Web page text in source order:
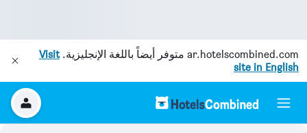
ar.hotelscombined.com متوفر أيضاً باللغة الإنجليزية.Visit
site in English